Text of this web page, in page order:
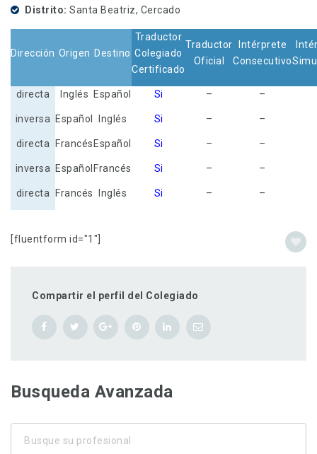
Distrito Santa Beatriz, Cercado
Dirección Origen Destino
Traductor
Colegiado
Certificado
Traductor
Oficial
Intérprete
Consecutivo
directa Inglés Español Si – –
inversa Español Inglés Si – –
directa Francés Español Si – –
inversa Español Francés Si – –
directa Francés Inglés Si – –
[fluentform id="1"]
Compartir el perfil del Colegiado
Busqueda Avanzada